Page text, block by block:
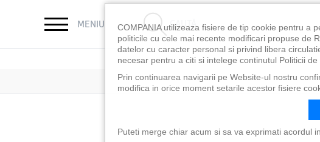
MENIU CAUTĂ
COMPANIA utilizeaza fisiere de tip cookie pentru a
politicile cu cele mai recente modificari propuse de
datelor cu caracter personal si privind libera
necesar pentru a citi si intelege continutul Politicii de
Prin continuarea navigarii pe Website-ul nostru
modifica in orice moment setarile acestor fisiere
Puteti merge chiar acum si sa va exprimati acordul